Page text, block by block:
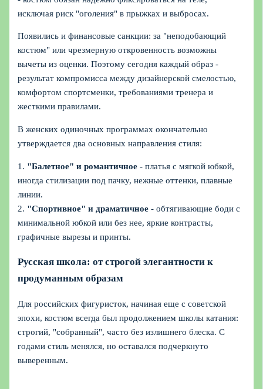
исключая риск "оголения" в прыжках и выбросах.
Появились и финансовые санкции: за "неподобающий
костюм" или чрезмерную откровенность возможны
вычеты из оценки. Поэтому сегодня каждый образ -
результат компромисса между дизайнерской смелостью,
комфортом спортсменки, требованиями тренера и
жесткими правилами.
В женских одиночных программах окончательно
утверждается два основных направления стиля:
1. "Балетное" и романтичное - платья с мягкой юбкой,
иногда стилизации под пачку, нежные оттенки, плавные
линии.
2. "Спортивное" и драматичное - обтягивающие боди с
минимальной юбкой или без нее, яркие контрасты,
графичные вырезы и принты.
Русская школа: от строгой элегантности к
продуманным образам
Для российских фигуристок, начиная еще с советской
эпохи, костюм всегда был продолжением школы катания:
строгий, "собранный", часто без излишнего блеска. С
годами стиль менялся, но оставался подчеркнуто
выверенным.